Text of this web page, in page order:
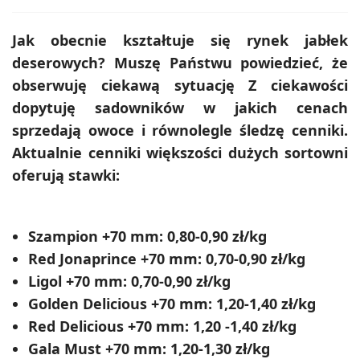
Jak obecnie kształtuje się rynek jabłek
deserowych? Muszę Państwu powiedzieć, że
obserwuję ciekawą sytuację Z ciekawości
dopytuję sadowników w jakich cenach
sprzedają owoce i równolegle śledzę cenniki.
Aktualnie cenniki większości dużych sortowni
oferują stawki:
Szampion +70 mm: 0,80-0,90 zł/kg
Red Jonaprince +70 mm: 0,70-0,90 zł/kg
Ligol +70 mm: 0,70-0,90 zł/kg
Golden Delicious +70 mm: 1,20-1,40 zł/kg
Red Delicious +70 mm: 1,20 -1,40 zł/kg
Gala Must +70 mm: 1,20-1,30 zł/kg